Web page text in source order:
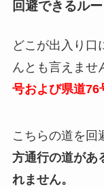
回避できるル
どこが出入り口
んとも言えませ
号および県道76
こちらの道を回
方通行の道があ
れません。